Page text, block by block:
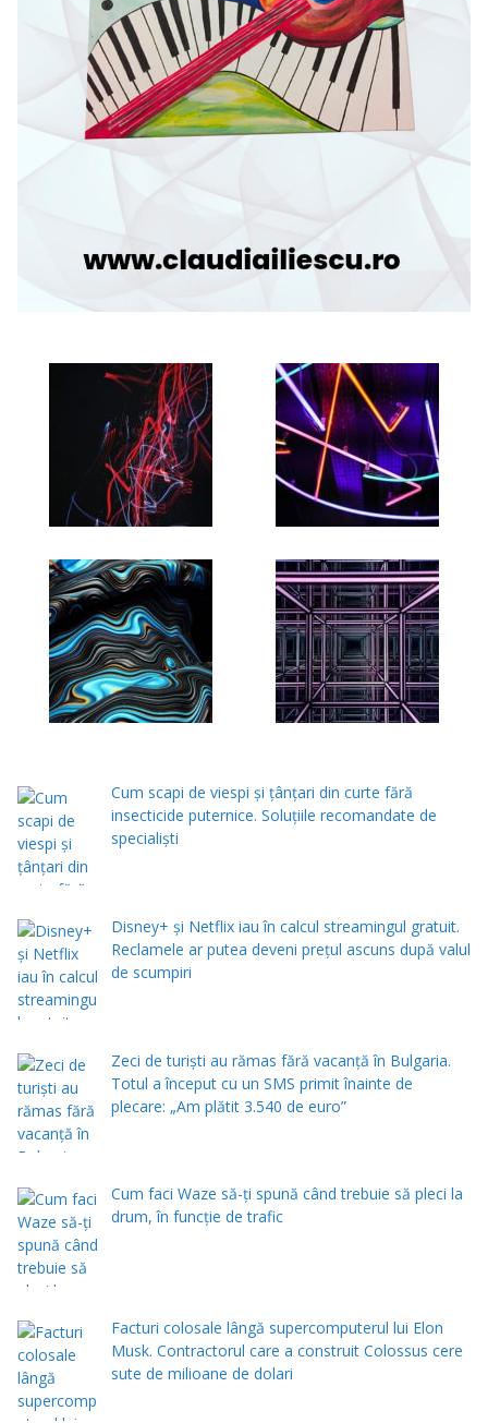
Cum scapi de viespi și țânțari din curte fără
insecticide puternice. Soluțiile recomandate de
specialiști
Disney+ și Netflix iau în calcul streamingul gratuit.
Reclamele ar putea deveni prețul ascuns după valul
de scumpiri
Zeci de turiști au rămas fără vacanță în Bulgaria.
Totul a început cu un SMS primit înainte de
plecare: „Am plătit 3.540 de euro”
Cum faci Waze să-ți spună când trebuie să pleci la
drum, în funcție de trafic
Facturi colosale lângă supercomputerul lui Elon
Musk. Contractorul care a construit Colossus cere
sute de milioane de dolari